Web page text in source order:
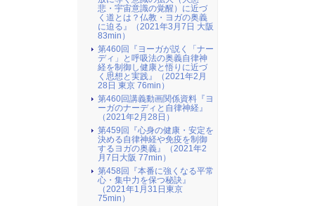
悲・宇宙意識の覚醒）に近づ
く道とは？仏教・ヨガの奥義
に迫る』（2021年3月7日 大阪
83min）
第460回『ヨーガが説く「ナー
ディ」と呼吸法の奥義自律神
経を制御し健康と悟りに近づ
く思想と実践』（2021年2月
28日 東京 76min）
第460回講義動画関係資料『ヨ
ーガのナーディと自律神経』
（2021年2月28日）
第459回『心身の健康・安定を
決める自律神経や免疫を制御
するヨガの奥義』（2021年2
月7日大阪 77min）
第458回『本番に強くなる平常
心・集中力を保つ秘訣』
（2021年1月31日東京
75min）